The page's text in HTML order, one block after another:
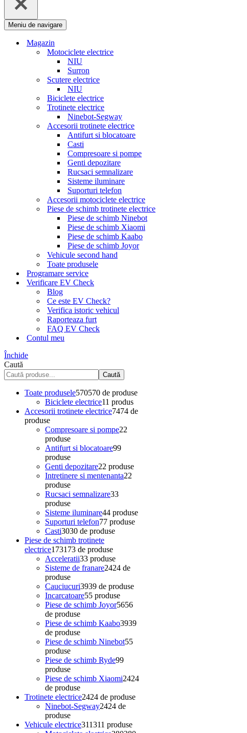
Meniu de navigare
Magazin
Motociclete electrice
NIU
Surron
Scutere electrice
NIU
Biciclete electrice
Trotinete electrice
Ninebot-Segway
Accesorii trotinete electrice
Antifurt si blocatoare
Casti
Compresoare si pompe
Genti depozitare
Rucsaci semnalizare
Sisteme iluminare
Suporturi telefon
Accesorii motociclete electrice
Piese de schimb trotinete electrice
Piese de schimb Ninebot
Piese de schimb Xiaomi
Piese de schimb Kaabo
Piese de schimb Joyor
Vehicule second hand
Toate produsele
Programare service
Verificare EV Check
Blog
Ce este EV Check?
Verifica istoric vehicul
Raporteaza furt
FAQ EV Check
Contul meu
Închide
Caută
Caută
Toate produsele570570 de produse
Biciclete electrice11 produs
Accesorii trotinete electrice7474 de
produse
Compresoare si pompe22
produse
Antifurt si blocatoare99
produse
Genti depozitare22 produse
Intretinere si mentenanta22
produse
Rucsaci semnalizare33
produse
Sisteme iluminare44 produse
Suporturi telefon77 produse
Casti3030 de produse
Piese de schimb trotinete
electrice173173 de produse
Acceleratii33 produse
Sisteme de franare2424 de
produse
Cauciucuri3939 de produse
Incarcatoare55 produse
Piese de schimb Joyor5656
de produse
Piese de schimb Kaabo3939
de produse
Piese de schimb Ninebot55
produse
Piese de schimb Ryde99
produse
Piese de schimb Xiaomi2424
de produse
Trotinete electrice2424 de produse
Ninebot-Segway2424 de
produse
Vehicule electrice311311 produse